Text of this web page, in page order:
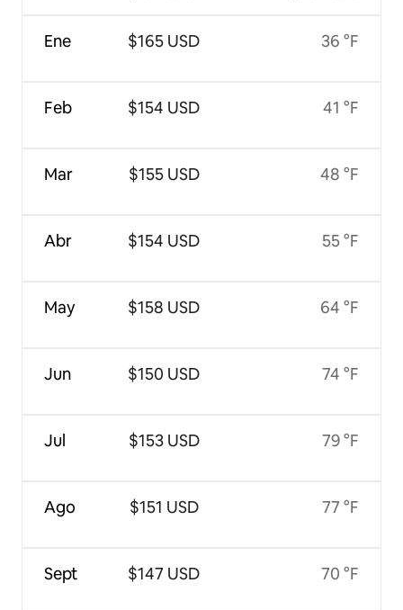
Ene
Feb
Mar
Abr
May
Jun
Jul
Ago
Sept
$165 USD
$154 USD
$155 USD
$154 USD
$158 USD
$150 USD
$153 USD
$151 USD
$147 USD
36 °F
41 °F
48 °F
55 °F
64 °F
74 °F
79 °F
77 °F
70 °F